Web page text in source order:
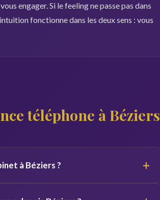
engager. Si le feeling ne passe pas dans
fonctionne dans les deux sens : vous
téléphone à Béziers
à Béziers ? +